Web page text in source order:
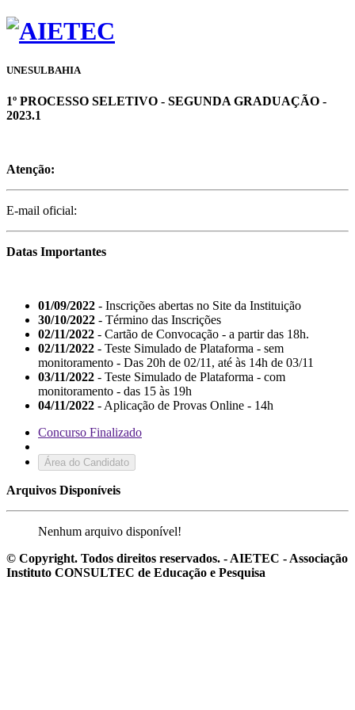
UNESULBAHIA
1º PROCESSO SELETIVO - SEGUNDA GRADUAÇÃO -
2023.1
Atenção:
E-mail oficial:
Datas Importantes
01/09/2022 - Inscrições abertas no Site da Instituição
30/10/2022 - Término das Inscrições
02/11/2022 - Cartão de Convocação - a partir das 18h.
02/11/2022 - Teste Simulado de Plataforma - sem
monitoramento - Das 20h de 02/11, até às 14h de 03/11
03/11/2022 - Teste Simulado de Plataforma - com
monitoramento - das 15 às 19h
04/11/2022 - Aplicação de Provas Online - 14h
Concurso Finalizado
Área do Candidato
Arquivos Disponíveis
Nenhum arquivo disponível!
© Copyright. Todos direitos reservados. - AIETEC - Associação
Instituto CONSULTEC de Educação e Pesquisa